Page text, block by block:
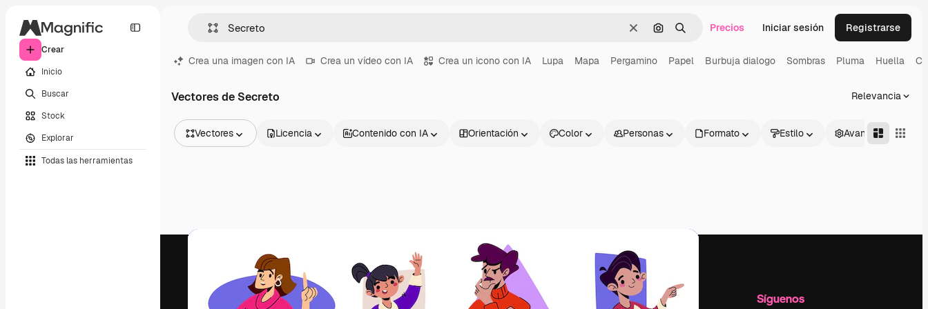
Crear
Inicio
Buscar
Stock
Explorar
Todas las herramientas
BorrarBuscar por imagen
BuscarPrecios Iniciar sesión Registrarse
Crea una imagen con IA Crea un vídeo con IA Crea un icono con IA Lupa Mapa Pergamino Papel Burbuja dialogo Sombras Pluma Huella
Vectores de Secreto Relevancia
Vectores
Vídeos
Plantillas de vídeos
Modelos 3D
Fuentes
Licencia Contenido con IA Orientación Color Personas Formato Estilo Avanzado
Productos Información útil Empresa Síguenos